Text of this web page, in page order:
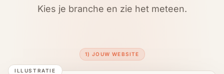
Kies je branche en zie het meteen.
1) JOUW WEBSITE
ILLUSTRATIE